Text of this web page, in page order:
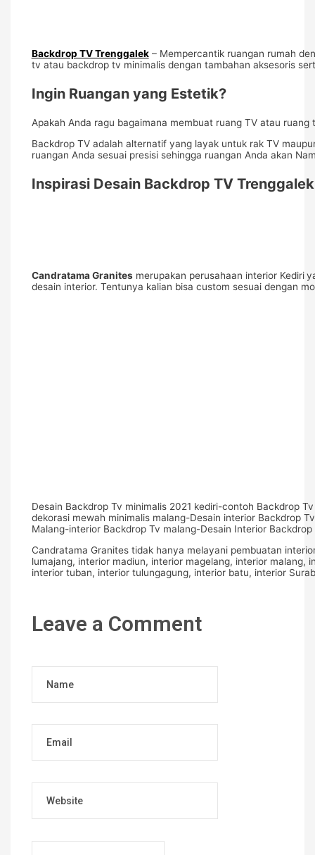
Backdrop TV Trenggalek– Mempercantik ruangan rumah
tv atau backdrop tv minimalis dengan tambahan aksesoris
Ingin Ruangan yang Estetik?
Apakah Anda ragu bagaimana membuat ruang TV atau
Backdrop TV adalah alternatif yang layak untuk rak TV
ruangan Anda sesuai presisi sehingga ruangan Anda akan
Inspirasi Desain Backdrop TV Trenggalek
Candratama Granitesmerupakan perusahaan interior Kediri
desain interior. Tentunya kalian bisa custom sesuai dengan
Desain Backdrop Tv minimalis 2021 kediri-contoh Backdrop
dekorasi mewah minimalis malang-Desain interior Backdrop
Malang-interior Backdrop Tv malang-Desain Interior
Candratama Granites tidak hanya melayani pembuatan
lumajang, interior madiun, interior magelang, interior
interior tuban, interior tulungagung, interior batu, interior
Leave a Comment